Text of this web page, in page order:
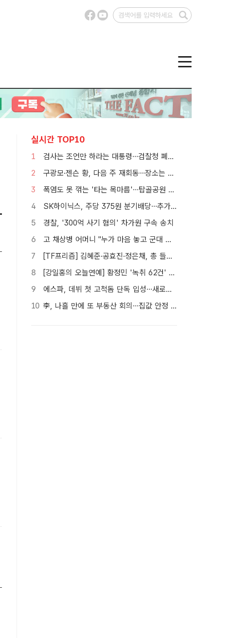
실시간 TOP10
1
검사는 조언만 하라는 대통령…검찰청 폐지 앞둔 합수본 '딜레마'
2
구광모·젠슨 황, 다음 주 재회동…장소는 실리콘밸리
3
폭염도 못 꺾는 '타는 목마름'…탑골공원 아리수 냉장고 가보니
4
SK하이닉스, 주당 375원 분기배당…추가 주주환원 예고
5
경찰, '300억 사기 혐의' 차가원 구속 송치
6
고 채상병 어머니 "누가 마음 놓고 군대 보내겠나"…임성근 징역 3년에 분통
7
[TF프리즘] 김혜준·공효진·정은채, 총 들고 액션 한판
8
[강일홍의 오늘연예] 황정민 '녹취 62건' 속 의문, "왜 이렇게까지"
9
에스파, 데뷔 첫 고척돔 단독 입성…새로운 세계 열린다
10
李, 나흘 만에 또 부동산 회의…집값 안정 승부처 '공급' 점검